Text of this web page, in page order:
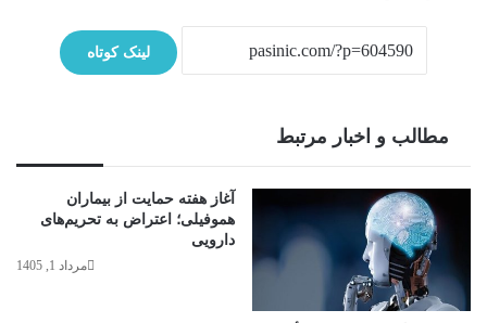
لینک کوتاه
مطالب و اخبار مرتبط
آغاز هفته حمایت از بیماران
هموفیلی؛ اعتراض به تحریم‌های
دارویی
مرداد 1, 1405